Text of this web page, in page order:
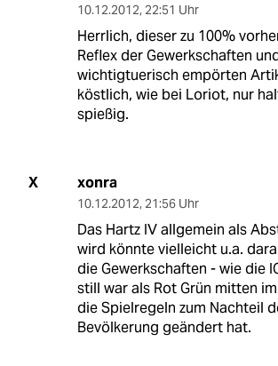
10.12.2012, 22:51 Uhr
Herrlich, dieser zu 100%
Reflex der Gewerkschaften
wichtigtuerisch empörten
köstlich, wie bei Loriot, nur
spießig.
X xonra
10.12.2012, 21:56 Uhr
Das Hartz IV allgemein als
wird könnte vielleicht u.a.
die Gewerkschaften - wie die
still war als Rot Grün mitten
die Spielregeln zum Nachteil
Bevölkerung geändert hat.